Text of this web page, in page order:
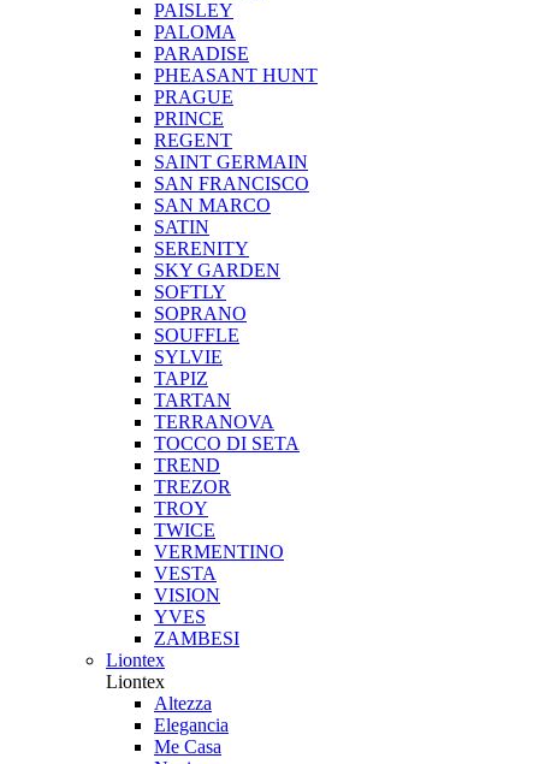
PAISLEY
PALOMA
PARADISE
PHEASANT HUNT
PRAGUE
PRINCE
REGENT
SAINT GERMAIN
SAN FRANCISCO
SAN MARCO
SATIN
SERENITY
SKY GARDEN
SOFTLY
SOPRANO
SOUFFLE
SYLVIE
TAPIZ
TARTAN
TERRANOVA
TOCCO DI SETA
TREND
TREZOR
TROY
TWICE
VERMENTINO
VESTA
VISION
YVES
ZAMBESI
Liontex
Liontex
Altezza
Elegancia
Me Casa